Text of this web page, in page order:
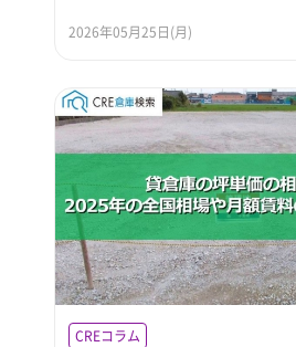
2026年05月25日(月)
CREコラム